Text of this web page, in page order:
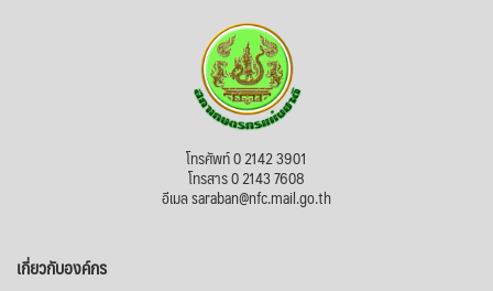
โทรศัพท์ 0 2142 3901
โทรสาร 0 2143 7608
อีเมล saraban@nfc.mail.go.th
เกี่ยวกับองค์กร